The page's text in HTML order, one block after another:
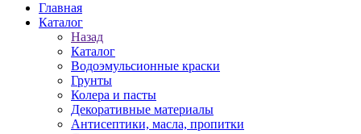
Главная
Каталог
Назад
Каталог
Водоэмульсионные краски
Грунты
Колера и пасты
Декоративные материалы
Антисептики, масла, пропитки